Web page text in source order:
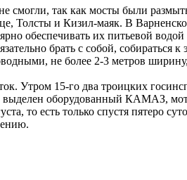
так как мосты были
Толсты и Кизил-маяк. В
обеспечивать их питьевой
брать с собой, собираться
не более 2-3 метров
Утром 15-го два троицких
выделен оборудованный КАМАЗ,
то есть только спустя пятеро